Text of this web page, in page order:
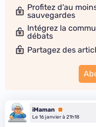
Profitez d'au
sauvegardes
Intégrez la
débats
Partagez des
iMaman
Premium
Le 16 janvier à 21h18